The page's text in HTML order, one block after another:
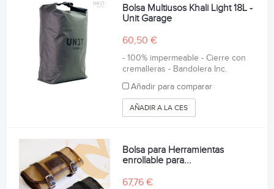
Bolsa Multiusos Khali Light 18L -
Unit Garage
60,50 €
- 100% impermeable - Cierre con
cremalleras - Bandolera Inc.
Añadir para comparar
AÑADIR A LA CESTA
Bolsa para Herramientas
enrollable para...
67,76 €